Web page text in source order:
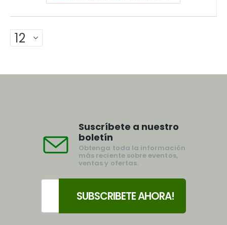
era:
14,40€.
es:
11,50€.
Suscríbete a nuestro
boletín
Obtenga toda la información
más reciente sobre eventos,
ventas y ofertas.